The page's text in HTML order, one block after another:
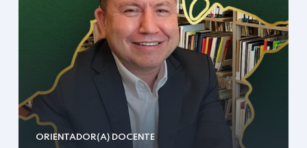
ORIENTADOR(A) DOCENTE